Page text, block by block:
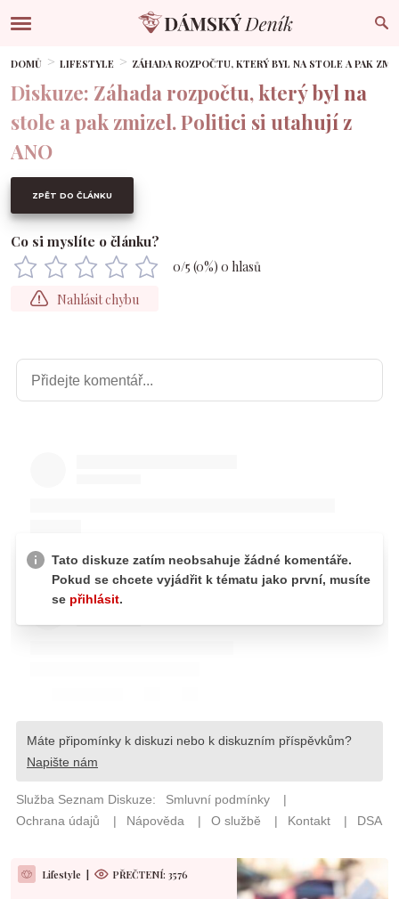
DOMŮ LIFESTYLE ZÁHADA ROZPOČTU, KTERÝ BYL NA STOLE A PAK
Diskuze: Záhada rozpočtu, který byl na
stole a pak zmizel. Politici si utahují z
ANO
ZPĚT DO ČLÁNKU
Co si myslíte o článku?
0/5 (0%) 0 hlasů
Nahlásit chybu
Lifestyle | PŘEČTENÍ: 3576